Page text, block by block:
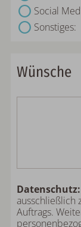
Social
Sonstiges:
Wünsche
ausschließlich
Auftrags.